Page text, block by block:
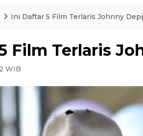
Ini Daftar 5 Film Terlaris Johnny
Film Terlaris
WIB